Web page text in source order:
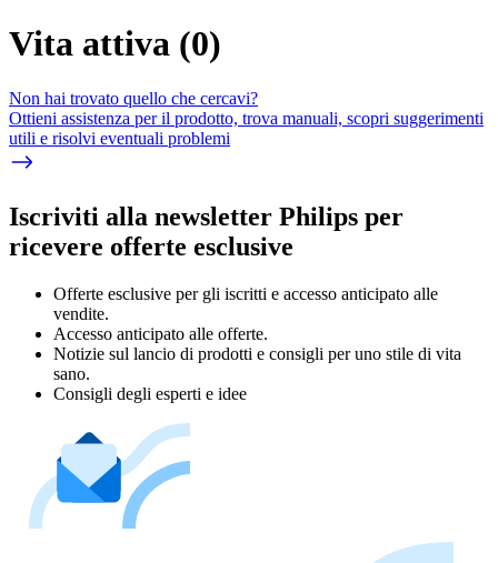
Vita attiva (0)
Non hai trovato quello che cercavi?
Ottieni assistenza per il prodotto, trova manuali, scopri suggerimenti
utili e risolvi eventuali problemi
Iscriviti alla newsletter Philips per
ricevere offerte esclusive
Offerte esclusive per gli iscritti e accesso anticipato alle
vendite.
Accesso anticipato alle offerte.
Notizie sul lancio di prodotti e consigli per uno stile di vita
sano.
Consigli degli esperti e idee